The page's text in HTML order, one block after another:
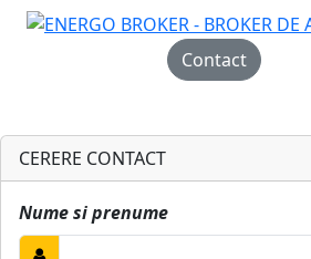
Contact
CERERE CONTACT
Nume si prenume